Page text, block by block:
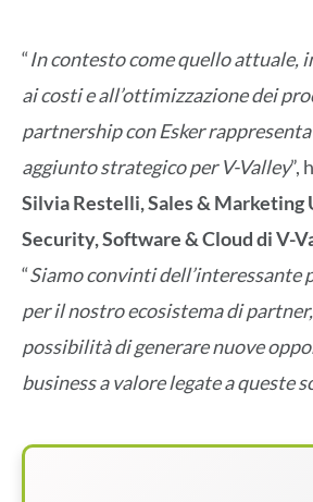
“In contesto come quello attuale,
ai costi e all’ottimizzazione dei
partnership con Esker
aggiunto strategico per V-Valley”,
Silvia Restelli, Sales & Marketing
Security, Software & Cloud di V-
“Siamo convinti dell’interessante
per il nostro ecosistema di
possibilità di generare nuove
business a valore legate a queste